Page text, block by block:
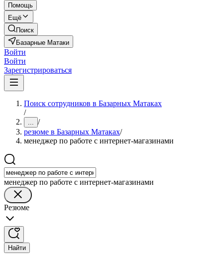
Помощь
Ещё
Поиск
Базарные Матаки
Войти
Войти
Зарегистрироваться
Поиск сотрудников в Базарных Матаках
/
... /
резюме в Базарных Матаках/
менеджер по работе с интернет-магазинами
менеджер по работе с интернет-магазинами
Резюме
Найти